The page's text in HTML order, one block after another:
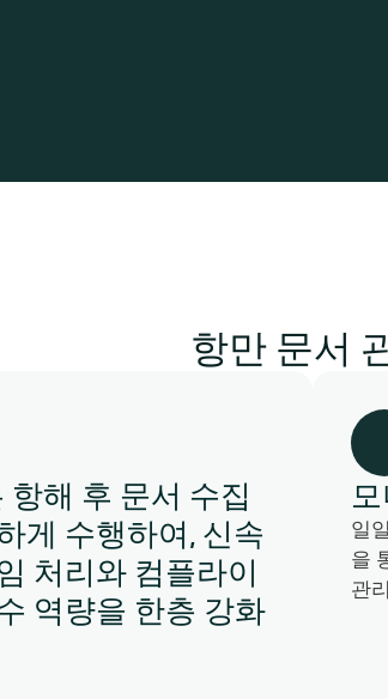
항만 문서
항해 후 문서 수집
게 수행하여, 신속
처리와 컴플라이
역량을 한층 강화
일
을
관